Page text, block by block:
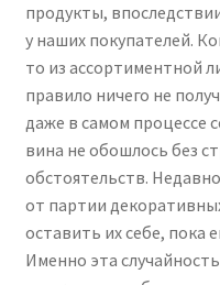
продукты,
у наших покупателей.
то из ассортиментной
правило ничего не
даже в самом процессе
вина не обошлось без
обстоятельств.
от партии
оставить их себе, пока
Именно эта